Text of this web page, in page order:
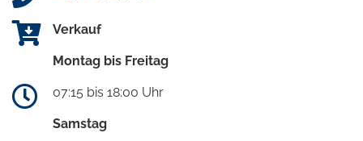
Verkauf
Montag bis Freitag
07:15 bis 18:00 Uhr
Samstag